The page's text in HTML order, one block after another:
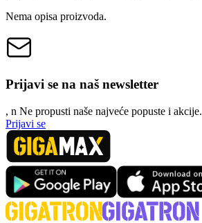
Nema opisa proizvoda.
Prijavi se na naš newsletter
, n Ne propusti naše najveće popuste i akcije.
Prijavi se